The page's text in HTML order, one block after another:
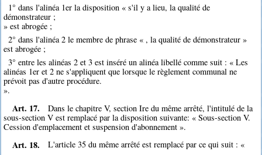
1° dans l'alinéa 1er la disposition « s'il y a lieu, la qualité de
démonstrateur ;
» est abrogée ;
2° dans l'alinéa 2 le membre de phrase « , la qualité de démonstrateur »
est abrogée ;
3° entre les alinéas 2 et 3 est inséré un alinéa libellé comme suit : « Les
alinéas 1er et 2 ne s'appliquent que lorsque le règlement communal ne
prévoit pas d'autre procédure.
».
Art. 17.
Dans le chapitre V, section Ire du même arrêté, l'intitulé de la
sous-section V est remplacé par la disposition suivante: « Sous-section V.
Cession d'emplacement et suspension d'abonnement ».
Art. 18. L'article 35 du même arrêté est remplacé par ce qui suit : «